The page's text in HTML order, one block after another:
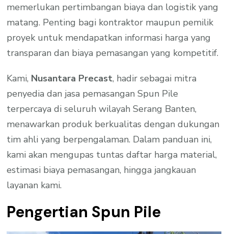
memerlukan pertimbangan biaya dan logistik yang
matang. Penting bagi kontraktor maupun pemilik
proyek untuk mendapatkan informasi harga yang
transparan dan biaya pemasangan yang kompetitif.
Kami, Nusantara Precast, hadir sebagai mitra
penyedia dan jasa pemasangan Spun Pile
terpercaya di seluruh wilayah Serang Banten,
menawarkan produk berkualitas dengan dukungan
tim ahli yang berpengalaman. Dalam panduan ini,
kami akan mengupas tuntas daftar harga material,
estimasi biaya pemasangan, hingga jangkauan
layanan kami.
Pengertian Spun Pile